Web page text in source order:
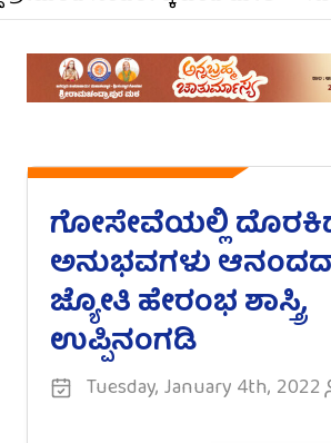
ಗೋಸೇವೆಯಲ್ಲಿ
ಅನುಭವಗಳು
ಜ್ಯೋತಿ ಹೇರಂಭ ಶಾಸ್ತ್ರಿ,
ಉಪ್ಪಿನಂಗಡಿ
Tuesday, January 4th, 2022